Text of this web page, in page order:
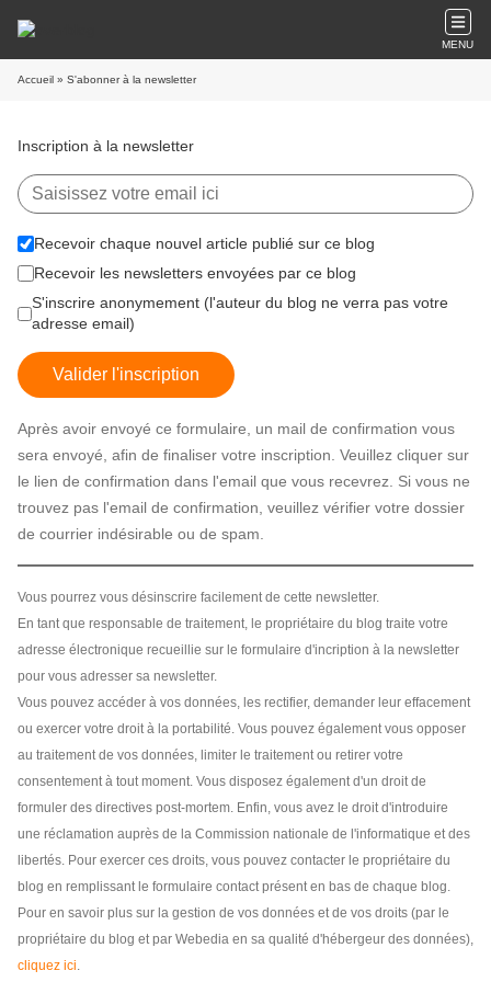
MENU
Accueil » S'abonner à la newsletter
Inscription à la newsletter
Recevoir chaque nouvel article publié sur ce blog
Recevoir les newsletters envoyées par ce blog
S'inscrire anonymement (l'auteur du blog ne verra pas votre
adresse email)
Valider l'inscription
Après avoir envoyé ce formulaire, un mail de confirmation vous
sera envoyé, afin de finaliser votre inscription. Veuillez cliquer sur
le lien de confirmation dans l'email que vous recevrez. Si vous ne
trouvez pas l'email de confirmation, veuillez vérifier votre dossier
de courrier indésirable ou de spam.
Vous pourrez vous désinscrire facilement de cette newsletter.
En tant que responsable de traitement, le propriétaire du blog traite votre
adresse électronique recueillie sur le formulaire d'incription à la newsletter
pour vous adresser sa newsletter.
Vous pouvez accéder à vos données, les rectifier, demander leur effacement
ou exercer votre droit à la portabilité. Vous pouvez également vous opposer
au traitement de vos données, limiter le traitement ou retirer votre
consentement à tout moment. Vous disposez également d'un droit de
formuler des directives post-mortem. Enfin, vous avez le droit d'introduire
une réclamation auprès de la Commission nationale de l'informatique et des
libertés. Pour exercer ces droits, vous pouvez contacter le propriétaire du
blog en remplissant le formulaire contact présent en bas de chaque blog.
Pour en savoir plus sur la gestion de vos données et de vos droits (par le
propriétaire du blog et par Webedia en sa qualité d'hébergeur des données),
cliquez ici.